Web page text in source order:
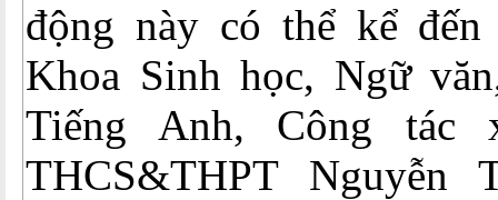
động này có thể kể
Khoa Sinh học, Ngữ
Tiếng Anh, Công tác
THCS&THPT Nguyễn